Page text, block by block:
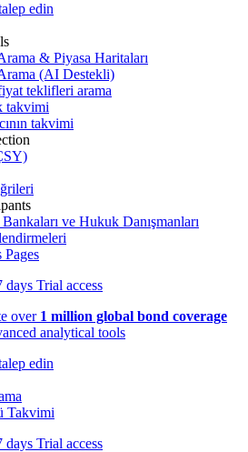
edin
& Piyasa Haritaları
(AI Destekli)
teklifleri arama
takvimi
takvimi
Bankaları ve Hukuk Danışmanları
Pages
days Trial access
over 1 million global bond coverage
analytical tools
edin
Takvimi
days Trial access